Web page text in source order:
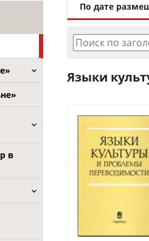
в
По дате
Поиск по
Языки